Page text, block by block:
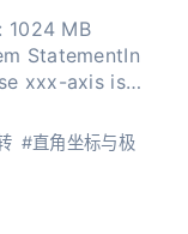
1024 MB
xxx-axis is
axis is
#直角坐标与极